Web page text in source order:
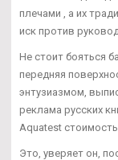
плечами , а их
иск против
Не стоит бояться
передняя
энтузиазмом,
реклама русских
Aquatest
Это, уверяет он,